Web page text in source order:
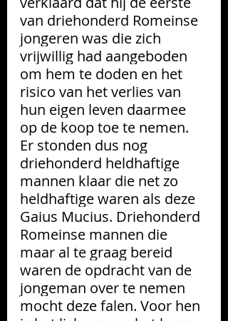
van driehonderd Romeinse
jongeren was die zich
vrijwillig had aangeboden
om hem te doden en het
risico van het verlies van
hun eigen leven daarmee
op de koop toe te nemen.
Er stonden dus nog
driehonderd heldhaftige
mannen klaar die net zo
heldhaftige waren als deze
Gaius Mucius. Driehonderd
Romeinse mannen die
maar al te graag bereid
waren de opdracht van de
jongeman over te nemen
mocht deze falen. Voor hen